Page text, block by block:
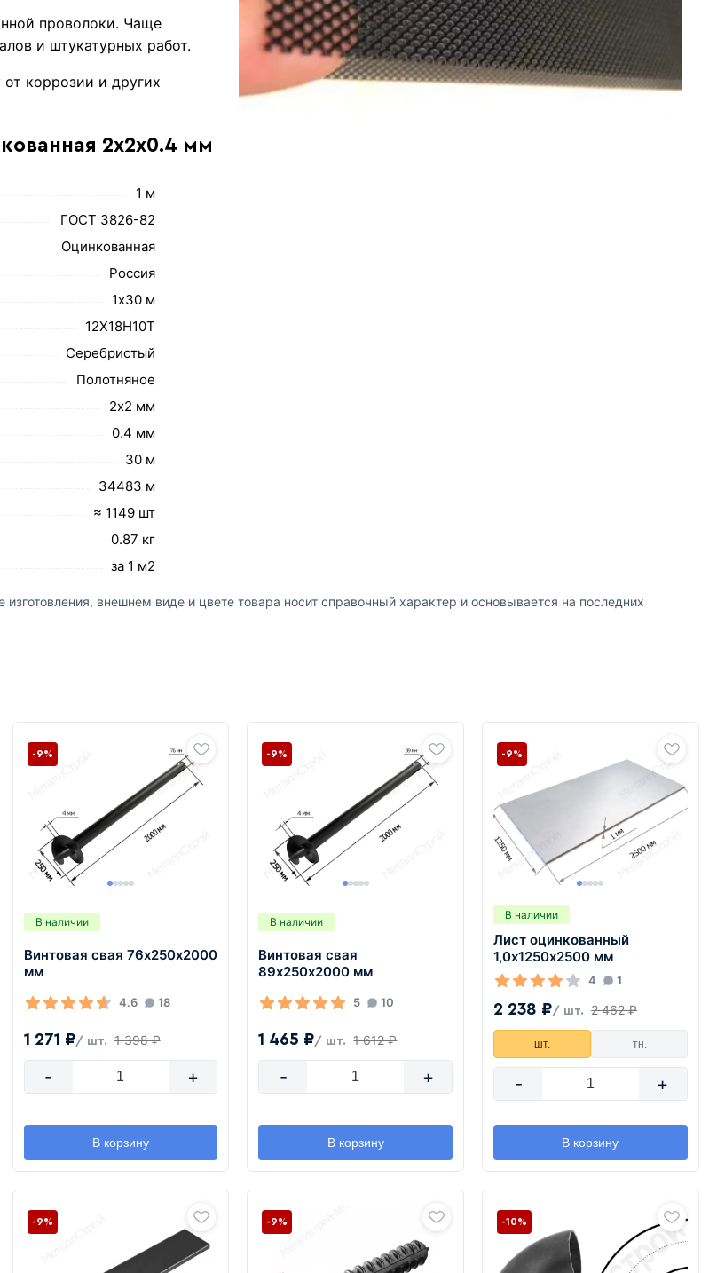
проволоки. Чаще
и штукатурных работ.
коррозии и других
2х2х0.4 мм
1 м
ГОСТ 3826-82
Оцинкованная
Россия
1х30 м
12Х18Н10Т
Серебристый
Полотняное
2х2 мм
0.4 мм
30 м
34483 м
≈ 1149 шт
0.87 кг
за 1 м2
внешнем виде и цвете товара носит справочный характер и основывается на последних
В наличии
Винтовая свая 76х250х2000
мм
4.6 18
1 271 ₽/ шт. 1 398 ₽
-9%
- +
В корзину
В наличии
Винтовая свая
89х250х2000 мм
5 10
1 465 ₽/ шт. 1 612 ₽
-9%
- +
В корзину
В наличии
Лист оцинкованный
1,0х1250х2500 мм
4 1
2 238 ₽/ шт. 2 462 ₽
-9%
шт. тн.
- +
В корзину
-9% -9% -10%